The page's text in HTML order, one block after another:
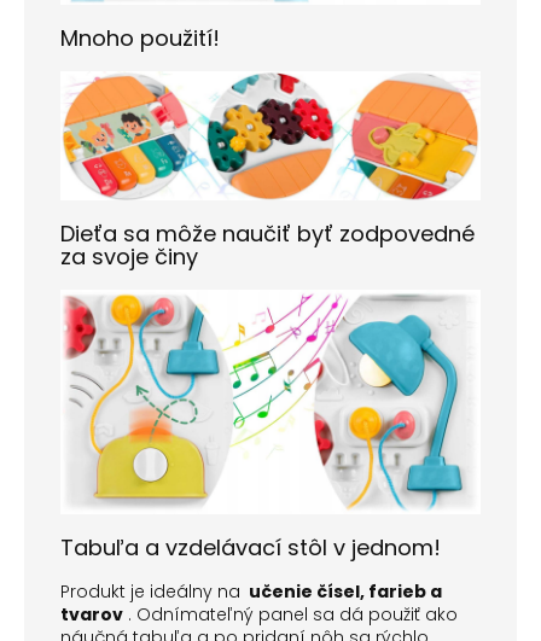
Mnoho použití!
Dieťa sa môže naučiť byť zodpovedné
za svoje činy
Tabuľa a vzdelávací stôl v jednom!
Produkt je ideálny na učenie čísel, farieb a
tvarov . Odnímateľný panel sa dá použiť ako